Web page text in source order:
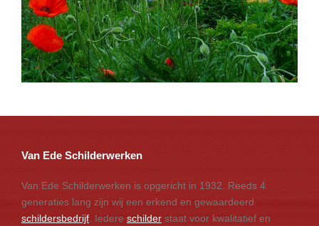
Van Ede Schilderwerken
Van Ede Schilderwerken is opgericht in 1932. Reeds 4
generaties lang zijn wij een erkend en gewaardeerd
schildersbedrijf. Iedereschilderstaat voor kwalitatief en